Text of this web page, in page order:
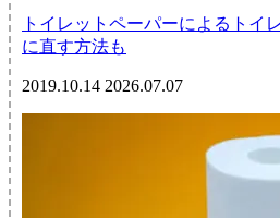
トイレットペーパーによるトイ
に直す方法も
2019.10.14 2026.07.07